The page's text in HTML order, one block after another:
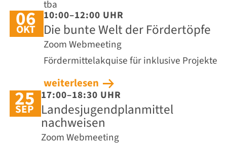
tba
06
OKT
10:00–12:00 UHR
Die bunte Welt der Fördertöpfe
Zoom Webmeeting
Fördermittelakquise für inklusive Projekte
weiterlesen
25
SEP
17:00–18:30 UHR
Landesjugendplanmittel
nachweisen
Zoom Webmeeting